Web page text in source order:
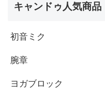
キャンドゥ人気商品
初音ミク
腕章
ヨガブロック